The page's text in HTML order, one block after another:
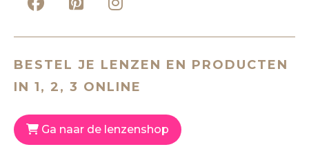
BESTEL JE LENZEN EN PRODUCTEN
IN 1, 2, 3 ONLINE
Ga naar de lenzenshop